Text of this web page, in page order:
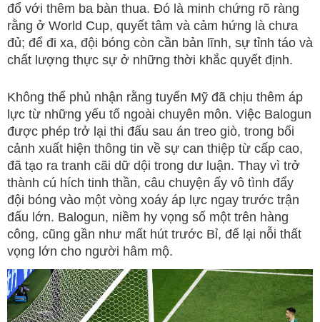
đổ với thêm ba bàn thua. Đó là minh chứng rõ ràng
rằng ở World Cup, quyết tâm và cảm hứng là chưa
đủ; để đi xa, đội bóng còn cần bản lĩnh, sự tỉnh táo và
chất lượng thực sự ở những thời khắc quyết định.
Không thể phủ nhận rằng tuyển Mỹ đã chịu thêm áp
lực từ những yếu tố ngoài chuyên môn. Việc Balogun
được phép trở lại thi đấu sau án treo giò, trong bối
cảnh xuất hiện thông tin về sự can thiệp từ cấp cao,
đã tạo ra tranh cãi dữ dội trong dư luận. Thay vì trở
thành cú hích tinh thần, câu chuyện ấy vô tình đẩy
đội bóng vào một vòng xoáy áp lực ngay trước trận
đấu lớn. Balogun, niềm hy vọng số một trên hàng
công, cũng gần như mất hút trước Bỉ, để lại nỗi thất
vọng lớn cho người hâm mộ.